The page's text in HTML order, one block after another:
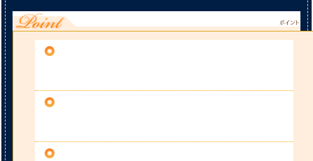
ランドセル、お着替え入れ巾着、お道具箱、
持ち運び時にはボタンホックでしっかりと止
軽くて強度のある抗菌防臭素材 ユニチカバ